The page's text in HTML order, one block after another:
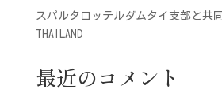
スパルタロッテルダムタイ支部と
THAILAND
最近のコメント